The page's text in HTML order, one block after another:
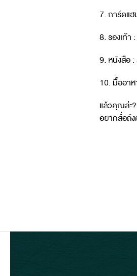
7. การ์ดแ
8. รองเท้า
9. หนังสือ
10. มื้ออา
แล้วคุณล่ะ
อยากสื่อถึ